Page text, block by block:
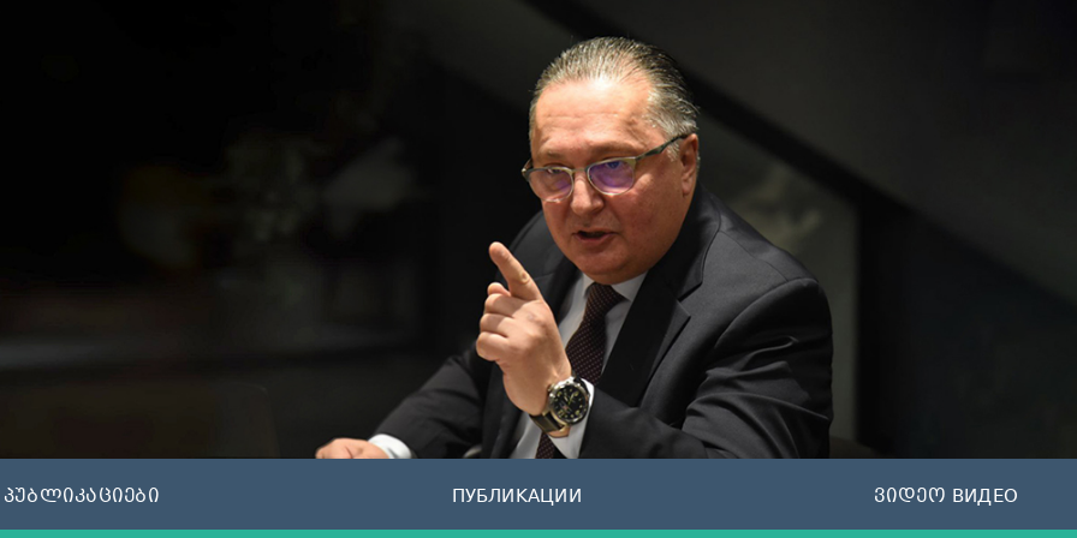
პუბლიკაციები ПУБЛИКАЦИИ ვიდეო ВИДЕО